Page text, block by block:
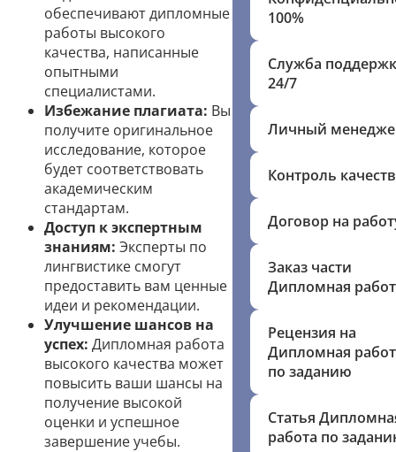
обеспечивают дипломные
работы высокого
качества, написанные
опытными
специалистами.
Избежание плагиата: Вы
получите оригинальное
исследование, которое
будет соответствовать
академическим
стандартам.
Доступ к экспертным
знаниям: Эксперты по
лингвистике смогут
предоставить вам ценные
идеи и рекомендации.
Улучшение шансов на
успех: Дипломная работа
высокого качества может
повысить ваши шансы на
получение высокой
оценки и успешное
завершение учебы.
100%
Служба
24/7
Личный
Контроль
Договор на
Заказ части
Дипломная
Рецензия на
Дипломная
по заданию
Статья
работа по